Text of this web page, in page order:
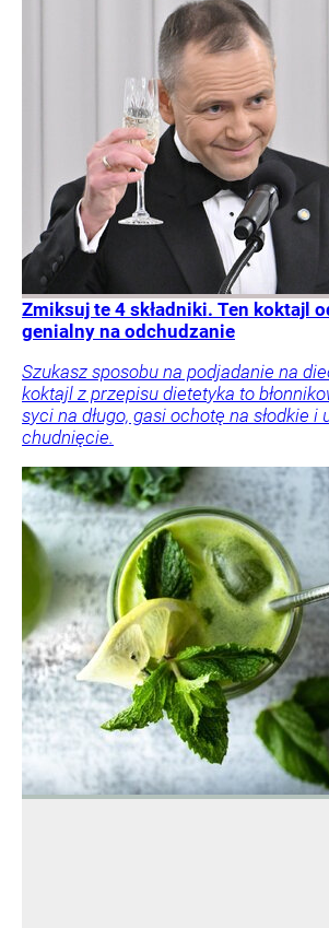
Zmiksuj te 4 składniki. Ten koktajl
genialny na odchudzanie
Szukasz sposobu na podjadanie na
koktajl z przepisu dietetyka to
syci na długo, gasi ochotę na słodkie i
chudnięcie.